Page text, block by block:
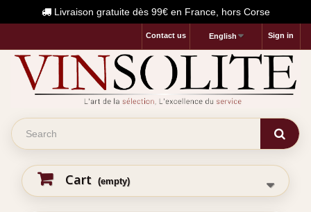
Livraison gratuite dès 99€ en France, hors Corse
Sign in
English
Contact us
Cart (empty)